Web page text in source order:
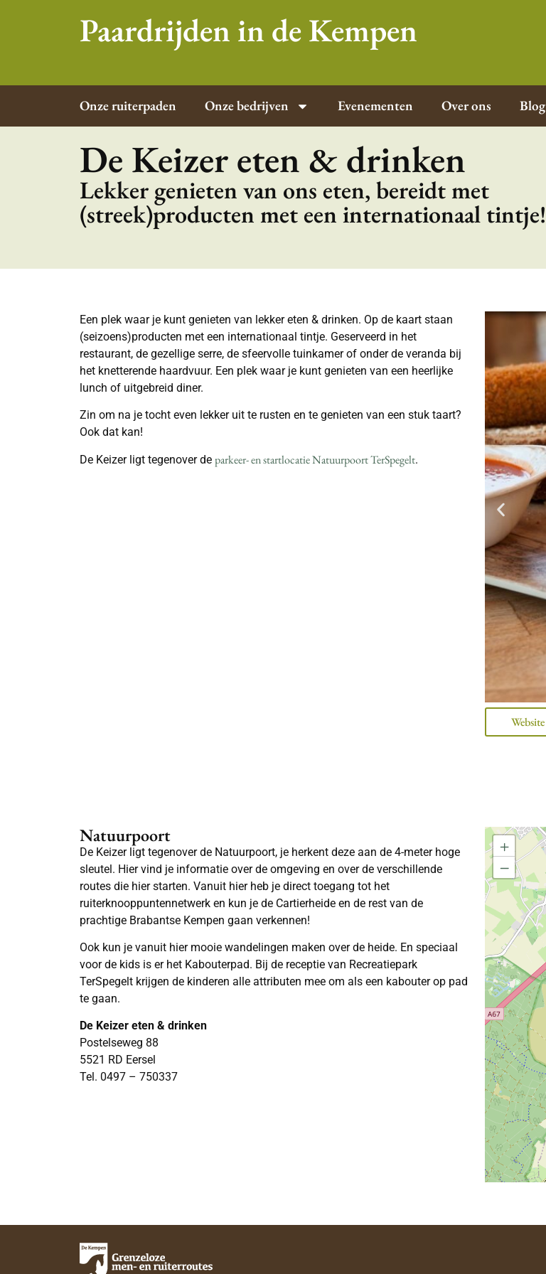
Paardrijden in de Kempen
Onze ruiterpaden Onze bedrijven Evenementen Over ons Blog
De Keizer eten & drinken
Lekker genieten van ons eten, bereidt met
(streek)producten met een internationaal tintje!
Een plek waar je kunt genieten van lekker eten & drinken. Op de kaart staan
(seizoens)producten met een internationaal tintje. Geserveerd in het
restaurant, de gezellige serre, de sfeervolle tuinkamer of onder de veranda bij
het knetterende haardvuur. Een plek waar je kunt genieten van een heerlijke
lunch of uitgebreid diner.
Zin om na je tocht even lekker uit te rusten en te genieten van een stuk taart?
Ook dat kan!
De Keizer ligt tegenover de parkeer- en startlocatie Natuurpoort TerSpegelt.
Website
Natuurpoort
De Keizer ligt tegenover de Natuurpoort, je herkent deze aan de 4-meter hoge
sleutel. Hier vind je informatie over de omgeving en over de verschillende
routes die hier starten. Vanuit hier heb je direct toegang tot het
ruiterknooppuntennetwerk en kun je de Cartierheide en de rest van de
prachtige Brabantse Kempen gaan verkennen!
Ook kun je vanuit hier mooie wandelingen maken over de heide. En speciaal
voor de kids is er het Kabouterpad. Bij de receptie van Recreatiepark
TerSpegelt krijgen de kinderen alle attributen mee om als een kabouter op pad
te gaan.
De Keizer eten & drinken
Postelseweg 88
5521 RD Eersel
Tel. 0497 – 750337
+
−